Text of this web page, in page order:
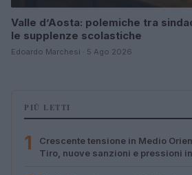
Valle d’Aosta: polemiche tra
le supplenze scolastiche
Edoardo Marchesi · 5 Ago 2026
PIÙ LETTI
1
Crescente tensione in Medio
Tiro, nuove sanzioni e pressioni